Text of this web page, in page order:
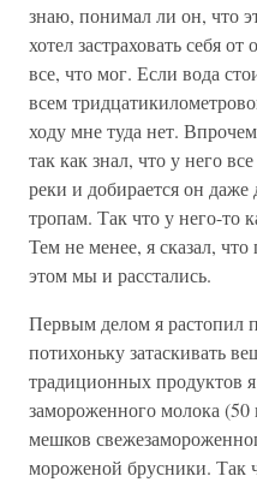
знаю, понимал ли он, что
хотел застраховать себя
все, что мог. Если вода
всем
ходу мне туда нет.
так как знал, что у него
реки и добирается он
тропам. Так что у него-то
Тем не менее, я сказал,
этом мы и расстались.
Первым делом я растопил
потихоньку затаскивать
традиционных продуктов
замороженного молока (50
мешков
мороженой брусники. Так